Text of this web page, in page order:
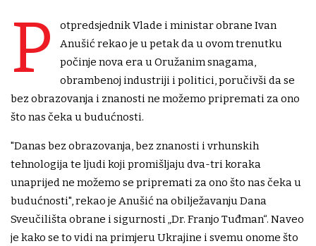
P
otpredsjednik Vlade i ministar obrane Ivan
Anušić rekao je u petak da u ovom trenutku
počinje nova era u Oružanim snagama,
obrambenoj industriji i politici, poručivši da se
bez obrazovanja i znanosti ne možemo pripremati za ono
što nas čeka u budućnosti.
"Danas bez obrazovanja, bez znanosti i vrhunskih
tehnologija te ljudi koji promišljaju dva-tri koraka
unaprijed ne možemo se pripremati za ono što nas čeka u
budućnosti", rekao je Anušić na obilježavanju Dana
Sveučilišta obrane i sigurnosti „Dr. Franjo Tuđman“. Naveo
je kako se to vidi na primjeru Ukrajine i svemu onome što